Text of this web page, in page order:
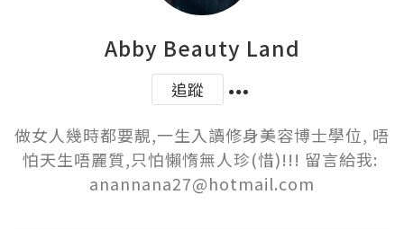
Abby Beauty Land
追蹤
做女人幾時都要靚,一生入讀修身美容博士學位, 唔
怕天生唔麗質,只怕懶惰無人珍(惜)!!! 留言給我:
anannana27@hotmail.com